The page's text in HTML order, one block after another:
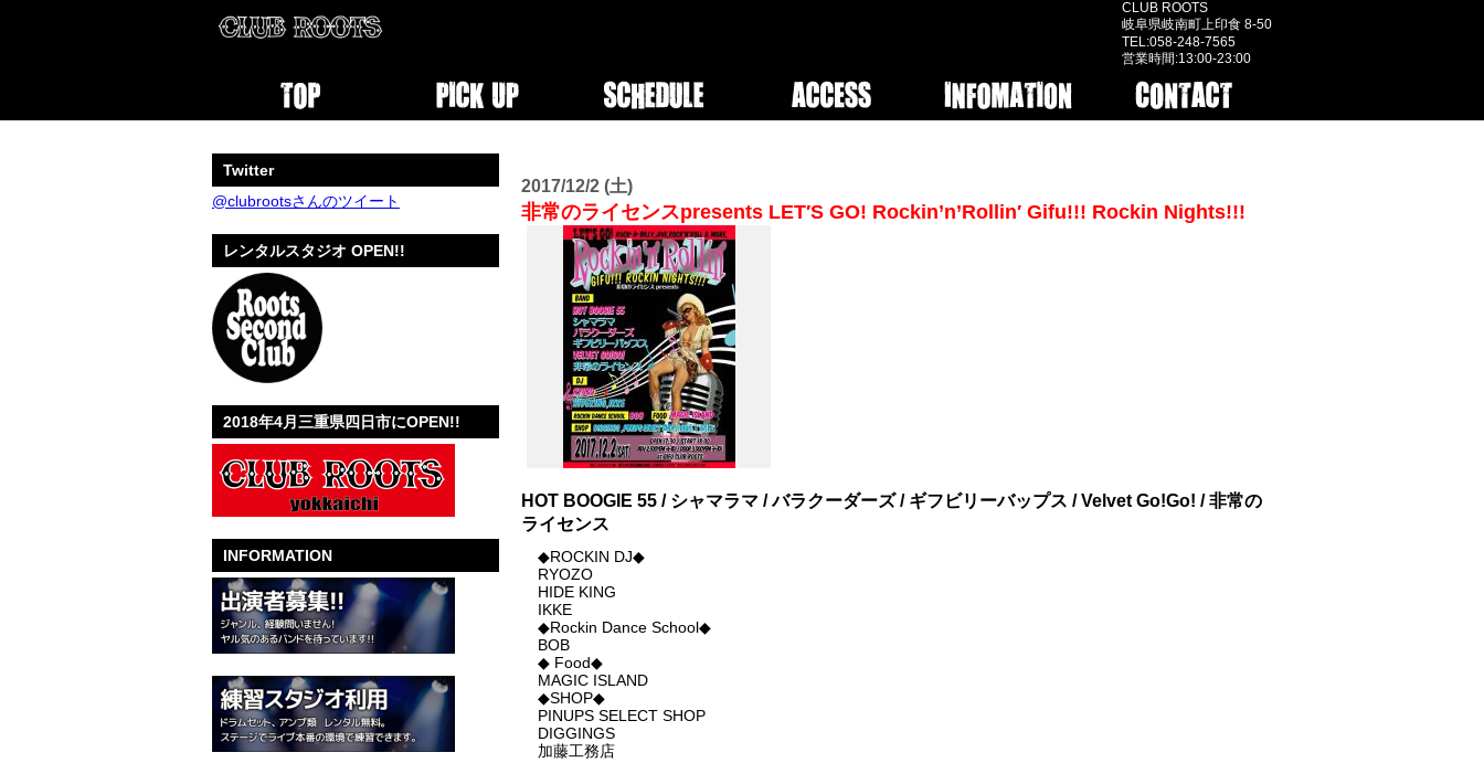
CLUB ROOTS
岐阜県岐南町上印食 8-50
TEL:058-248-7565
営業時間:13:00-23:00
2017/12/2 (土)
非常のライセンスpresents LET′S GO! Rockin’n’Rollin′ Gifu!!! Rockin Nights!!!
HOT BOOGIE 55 / シャマラマ / バラクーダーズ / ギフビリーバップス / Velvet Go!Go! / 非常の
ライセンス
◆ROCKIN DJ◆
RYOZO
HIDE KING
IKKE
◆Rockin Dance School◆
BOB
◆ Food◆
MAGIC ISLAND
◆SHOP◆
PINUPS SELECT SHOP
DIGGINGS
加藤工務店
Twitter
@clubrootsさんのツイート
レンタルスタジオ OPEN!!
2018年4月三重県四日市にOPEN!!
INFORMATION